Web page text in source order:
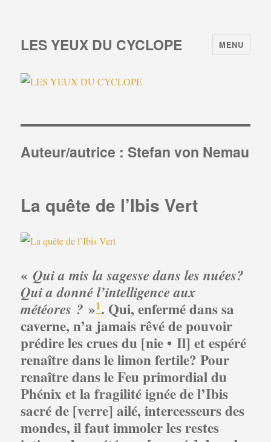
LES YEUX DU CYCLOPE MENU
Auteur/autrice : Stefan von Nemau
La quête de l’Ibis Vert
«Qui a mis la sagesse dans les nuées?
Qui a donné l’intelligence aux
météores ? »1.Qui, enfermé dans sa
caverne, n’a jamais rêvé de pouvoir
prédire les crues du [nie • Il] et espéré
renaître dans le limon fertile? Pour
renaître dans le Feu primordial du
Phénix et la fragilité ignée de l’Ibis
sacré de [verre] ailé, intercesseurs des
mondes, il faut immoler les restes